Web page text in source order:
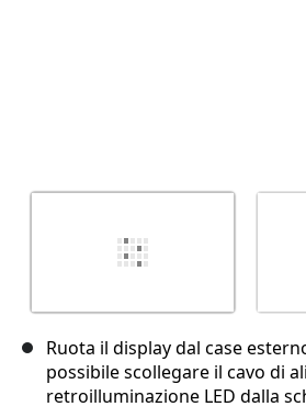
Ruota il display dal case
possibile scollegare il cavo di
retroilluminazione LED dalla